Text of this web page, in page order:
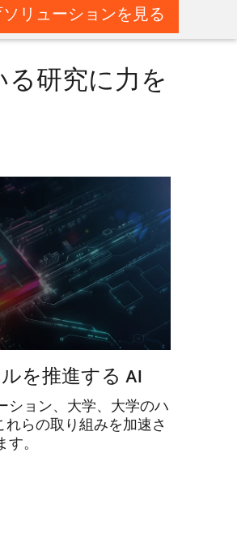
リューションを見る
研究に力を
を推進する AI
ション、大学、大学のハ
らの取り組みを加速さ
。